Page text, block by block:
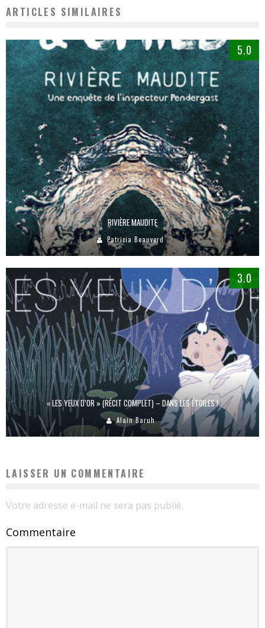
ARTICLES SIMILAIRES
5.0
RIVIÈRE MAUDITE
Patricia Beauverd
3.0
« LES YEUX D’OR » (RÉCIT COMPLET) – DANS LES ÉTOILES !
Alain Baruh
LAISSER UN COMMENTAIRE
Votre adresse e-mail ne sera pas publié.
Commentaire